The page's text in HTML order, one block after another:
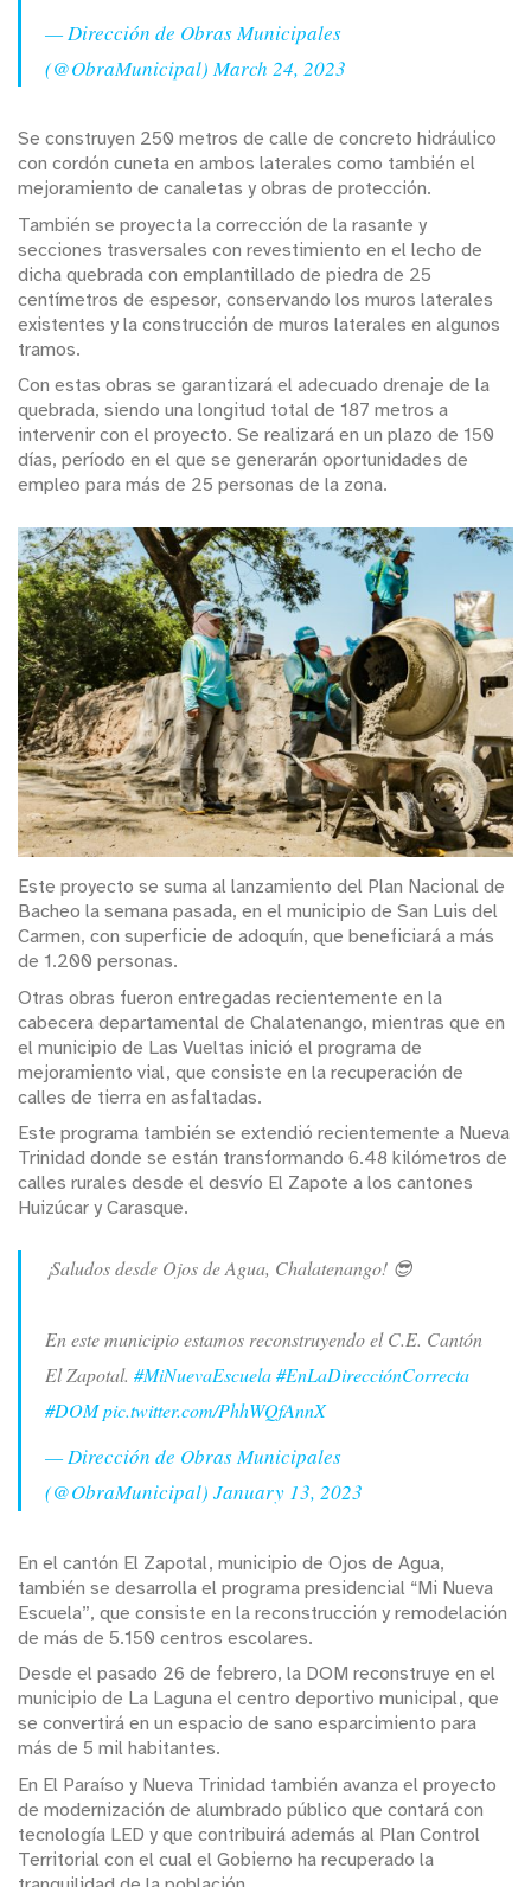
— Dirección de Obras Municipales
(@ObraMunicipal)March 24, 2023
Se construyen 250 metros de calle de concreto hidráulico
con cordón cuneta en ambos laterales como también el
mejoramiento de canaletas y obras de protección.
También se proyecta la corrección de la rasante y
secciones trasversales con revestimiento en el lecho de
dicha quebrada con emplantillado de piedra de 25
centímetros de espesor, conservando los muros laterales
existentes y la construcción de muros laterales en algunos
tramos.
Con estas obras se garantizará el adecuado drenaje de la
quebrada, siendo una longitud total de 187 metros a
intervenir con el proyecto. Se realizará en un plazo de 150
días, período en el que se generarán oportunidades de
empleo para más de 25 personas de la zona.
Este proyecto se suma al lanzamiento del Plan Nacional de
Bacheo la semana pasada, en el municipio de San Luis del
Carmen, con superficie de adoquín, que beneficiará a más
de 1.200 personas.
Otras obras fueron entregadas recientemente en la
cabecera departamental de Chalatenango, mientras que en
el municipio de Las Vueltas inició el programa de
mejoramiento vial, que consiste en la recuperación de
calles de tierra en asfaltadas.
Este programa también se extendió recientemente a Nueva
Trinidad donde se están transformando 6.48 kilómetros de
calles rurales desde el desvío El Zapote a los cantones
Huizúcar y Carasque.
¡Saludos desde Ojos de Agua, Chalatenango! 😎
En este municipio estamos reconstruyendo el C.E. Cantón
El Zapotal. #MiNuevaEscuela#EnLaDirecciónCorrecta
#DOMpic.twitter.com/PhhWQfAnnX
— Dirección de Obras Municipales
(@ObraMunicipal) January 13, 2023
En el cantón El Zapotal, municipio de Ojos de Agua,
también se desarrolla el programa presidencial “Mi Nueva
Escuela”, que consiste en la reconstrucción y remodelación
de más de 5.150 centros escolares.
Desde el pasado 26 de febrero, la DOM reconstruye en el
municipio de La Laguna el centro deportivo municipal, que
se convertirá en un espacio de sano esparcimiento para
más de 5 mil habitantes.
En El Paraíso y Nueva Trinidad también avanza el proyecto
de modernización de alumbrado público que contará con
tecnología LED y que contribuirá además al Plan Control
Territorial con el cual el Gobierno ha recuperado la